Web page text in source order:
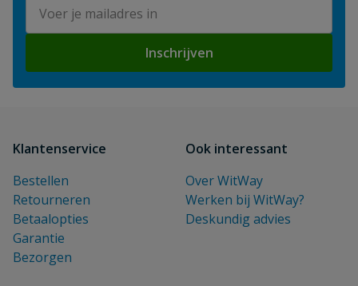
Inschrijven
Klantenservice
Bestellen
Retourneren
Betaalopties
Garantie
Bezorgen
Ook interessant
Over WitWay
Werken bij WitWay?
Deskundig advies